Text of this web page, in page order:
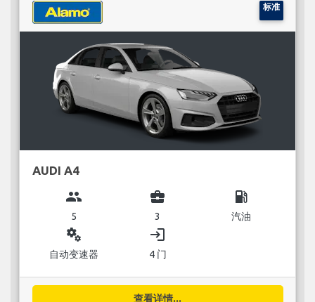
标准
AUDI A4
group
5
business_center
3
local_gas_station
汽油
miscellaneous_services
自动变速器
login
4 门
查看详情...